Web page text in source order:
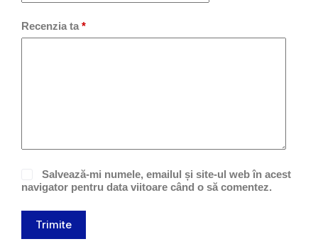
Recenzia ta *
Salvează-mi numele, emailul și site-ul web în acest
navigator pentru data viitoare când o să comentez.
Trimite